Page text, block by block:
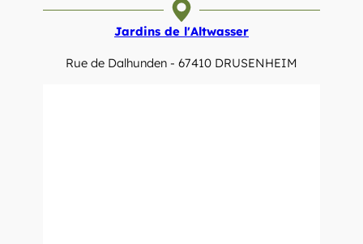
Jardins de l'Altwasser
Rue de Dalhunden - 67410 DRUSENHEIM